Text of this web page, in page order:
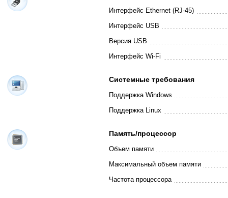
Интерфейс Ethernet (RJ-45)
Интерфейс USB
Версия USB
Интерфейс Wi-Fi
Системные требования
Поддержка Windows
Поддержка Linux
Память/процессор
Объем памяти
Максимальный объем памяти
Частота процессора